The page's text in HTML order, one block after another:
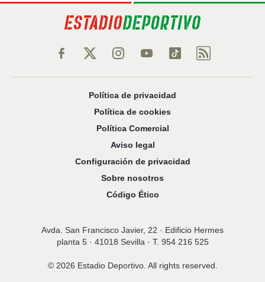
Política de privacidad
Política de cookies
Política Comercial
Aviso legal
Configuración de privacidad
Sobre nosotros
Código Ético
Avda. San Francisco Javier, 22 · Edificio Hermes
planta 5 · 41018 Sevilla · T. 954 216 525
© 2026 Estadio Deportivo. All rights reserved.